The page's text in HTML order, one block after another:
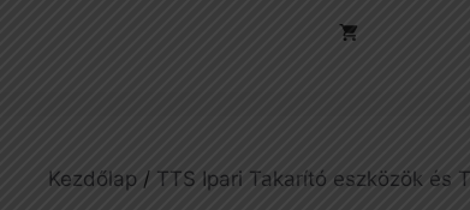
Kezdőlap / TTS Ipari Takarító eszközök és